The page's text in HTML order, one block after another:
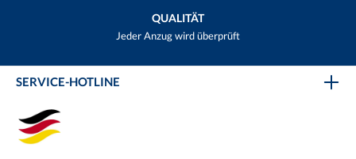
QUALITÄT
Jeder Anzug wird überprüft
SERVICE-HOTLINE